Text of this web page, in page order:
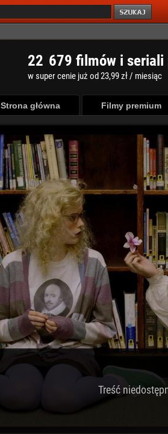
22 679 filmów i seriali
w super cenie już od 23,99 zł / miesiąc
Strona główna Filmy premium
Treść